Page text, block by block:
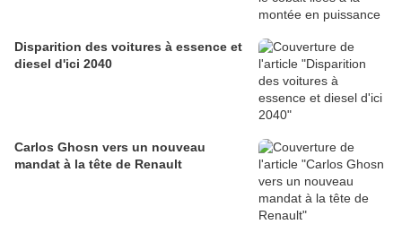
Disparition des voitures à essence et
diesel d'ici 2040
Carlos Ghosn vers un nouveau
mandat à la tête de Renault